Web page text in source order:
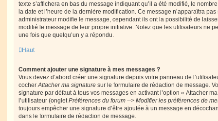
texte s’affichera en bas du message indiquant qu’il a été modifié, le
la date et l’heure de la dernière modification. Ce message n’apparaîtra
administrateur modifie le message, cependant ils ont la possibilité de
modifié le message de leur propre initiative. Notez que les utilisateurs ne
une fois que quelqu’un y a répondu.
Haut
Comment ajouter une signature à mes messages ?
Vous devez d’abord créer une signature depuis votre panneau de
cocherAttacher ma signature sur le formulaire de rédaction de message.
signature par défaut à tous vos messages en activant l’option « Attacher
l’utilisateur (ongletPréférences du forum --> Modifier les préférences de
toujours empêcher une signature d’être ajoutée à un message en
dans le formulaire de rédaction de message.